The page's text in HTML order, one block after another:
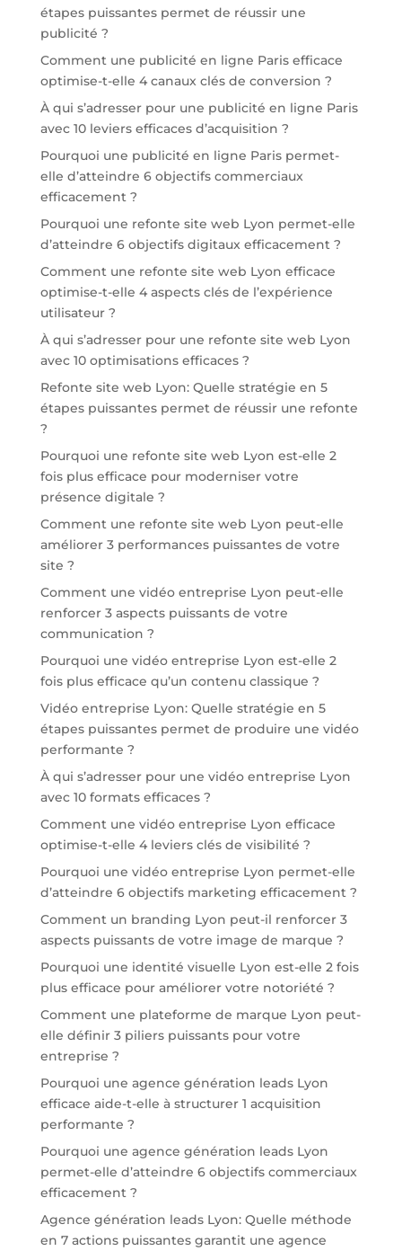
étapes puissantes permet de réussir une
publicité ?
Comment une publicité en ligne Paris efficace
optimise-t-elle 4 canaux clés de conversion ?
À qui s’adresser pour une publicité en ligne Paris
avec 10 leviers efficaces d’acquisition ?
Pourquoi une publicité en ligne Paris permet-
elle d’atteindre 6 objectifs commerciaux
efficacement ?
Pourquoi une refonte site web Lyon permet-elle
d’atteindre 6 objectifs digitaux efficacement ?
Comment une refonte site web Lyon efficace
optimise-t-elle 4 aspects clés de l’expérience
utilisateur ?
À qui s’adresser pour une refonte site web Lyon
avec 10 optimisations efficaces ?
Refonte site web Lyon: Quelle stratégie en 5
étapes puissantes permet de réussir une refonte
?
Pourquoi une refonte site web Lyon est-elle 2
fois plus efficace pour moderniser votre
présence digitale ?
Comment une refonte site web Lyon peut-elle
améliorer 3 performances puissantes de votre
site ?
Comment une vidéo entreprise Lyon peut-elle
renforcer 3 aspects puissants de votre
communication ?
Pourquoi une vidéo entreprise Lyon est-elle 2
fois plus efficace qu’un contenu classique ?
Vidéo entreprise Lyon: Quelle stratégie en 5
étapes puissantes permet de produire une vidéo
performante ?
À qui s’adresser pour une vidéo entreprise Lyon
avec 10 formats efficaces ?
Comment une vidéo entreprise Lyon efficace
optimise-t-elle 4 leviers clés de visibilité ?
Pourquoi une vidéo entreprise Lyon permet-elle
d’atteindre 6 objectifs marketing efficacement ?
Comment un branding Lyon peut-il renforcer 3
aspects puissants de votre image de marque ?
Pourquoi une identité visuelle Lyon est-elle 2 fois
plus efficace pour améliorer votre notoriété ?
Comment une plateforme de marque Lyon peut-
elle définir 3 piliers puissants pour votre
entreprise ?
Pourquoi une agence génération leads Lyon
efficace aide-t-elle à structurer 1 acquisition
performante ?
Pourquoi une agence génération leads Lyon
permet-elle d’atteindre 6 objectifs commerciaux
efficacement ?
Agence génération leads Lyon: Quelle méthode
en 7 actions puissantes garantit une agence